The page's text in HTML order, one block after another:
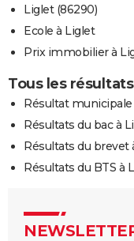
Liglet (86290)
Ecole à Liglet
Prix immobilier à
Tous les
Résultat
Résultats du bac à
Résultats du brevet
Résultats du BTS à